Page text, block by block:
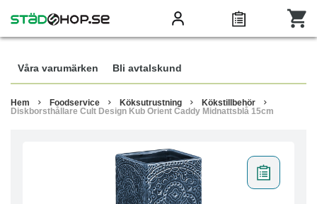
Våra varumärken Bli avtalskund
Hem Foodservice Köksutrustning
Kökstillbehör
Diskborsthållare Cult Design Kub Orient Caddy Midnattsblå 15cm